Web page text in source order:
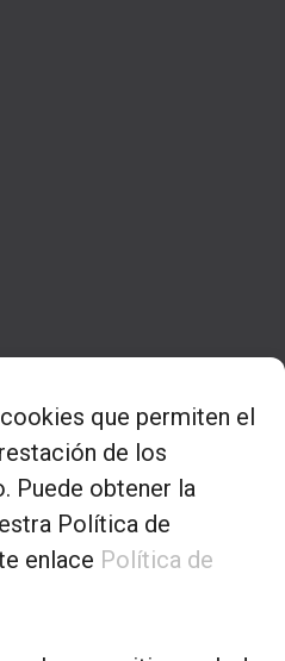
que permiten el
de los
Puede obtener la
Política de
enlace Política de